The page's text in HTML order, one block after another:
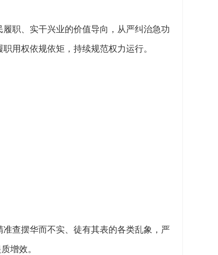
职、实干兴业的价值导向，从严纠治急功
用权依规依矩，持续规范权力运行。
查摆华而不实、徒有其表的各类乱象，严
增效。